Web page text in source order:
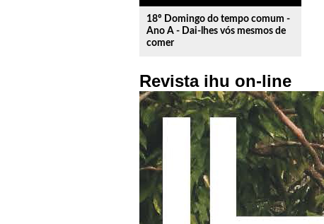
18º Domingo do tempo comum -
Ano A - Dai-lhes vós mesmos de
comer
Revista ihu on-line